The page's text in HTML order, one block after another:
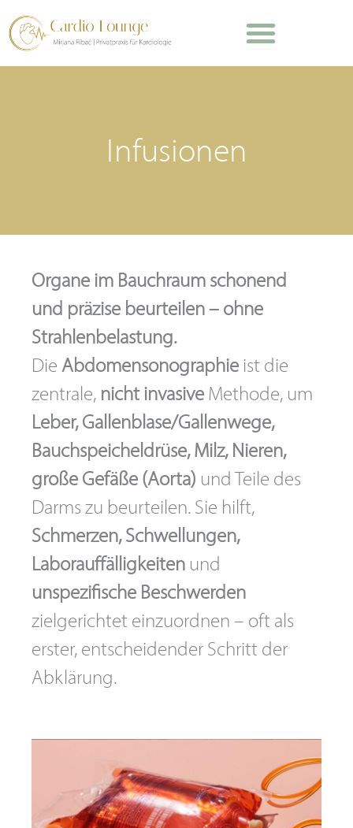
springen
Inhalt
springen
Infusionen
Organe im Bauchraum schonend
und präzise beurteilen – ohne
Strahlenbelastung.
Die Abdomensonographie ist die
zentrale, nicht invasive Methode, um
Leber, Gallenblase/Gallenwege,
Bauchspeicheldrüse, Milz, Nieren,
große Gefäße (Aorta) und Teile des
Darms zu beurteilen. Sie hilft,
Schmerzen, Schwellungen,
Laborauffälligkeiten und
unspezifische Beschwerden
zielgerichtet einzuordnen – oft als
erster, entscheidender Schritt der
Abklärung.